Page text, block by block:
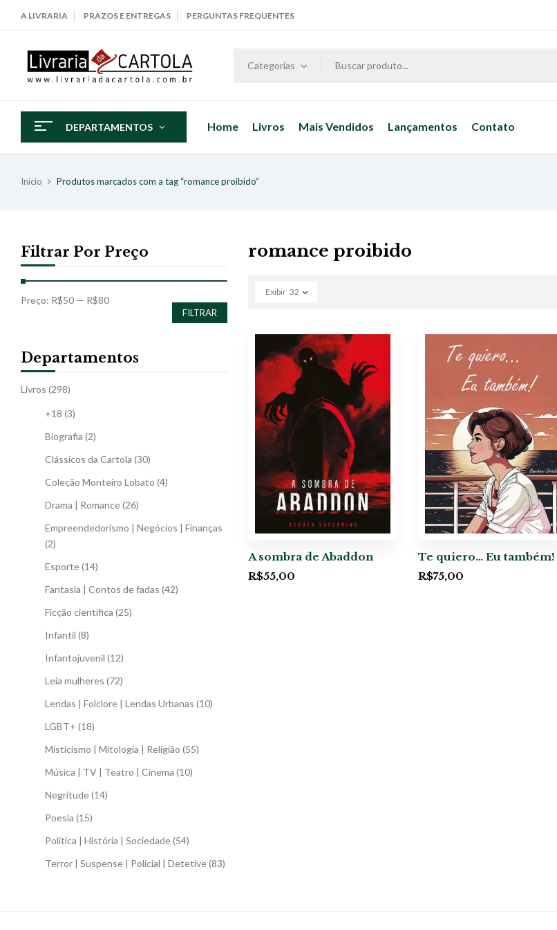
A LIVRARIA PRAZOS E ENTREGAS PERGUNTAS FREQUENTES
Categorias
DEPARTAMENTOS Home Livros Mais Vendidos Lançamentos Contato
Início Produtos marcados com a tag “romance proibido”
Filtrar Por Preço
FILTRAR
Preço: R$50 — R$80
Departamentos
Livros (298)
+18 (3)
Biografia (2)
Clássicos da Cartola (30)
Coleção Monteiro Lobato (4)
Drama | Romance(26)
Empreendedorismo | Negócios | Finanças
(2)
Esporte(14)
Fantasia | Contos de fadas (42)
Ficção científica (25)
Infantil (8)
Infantojuvenil (12)
Leia mulheres (72)
Lendas | Folclore | Lendas Urbanas (10)
LGBT+ (18)
Misticismo | Mitologia | Religião (55)
Música | TV | Teatro | Cinema (10)
Negritude(14)
Poesia (15)
Política | História | Sociedade(54)
Terror | Suspense | Policial | Detetive(83)
romance proibido
Exibir 32
A sombra de Abaddon
R$55,00
Te quiero… Eu também!
R$75,00